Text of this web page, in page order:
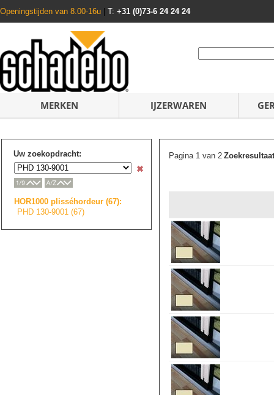
Openingstijden van 8.00-16u T: +31 (0)73-6 24 24 24
MERKEN IJZERWAREN
Uw zoekopdracht:
HOR1000 plisséhordeur (67):
PHD 130-9001 (67)
Pagina 1 van 2Zoekresultaat